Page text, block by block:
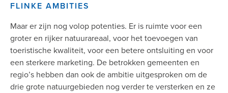
FLINKE AMBITIES
Maar er zijn nog volop potenties. Er is ruimte voor een
groter en rijker natuurareaal, voor het toevoegen van
toeristische kwaliteit, voor een betere ontsluiting en voor
een sterkere marketing. De betrokken gemeenten en
regio’s hebben dan ook de ambitie uitgesproken om de
drie grote natuurgebieden nog verder te versterken en ze